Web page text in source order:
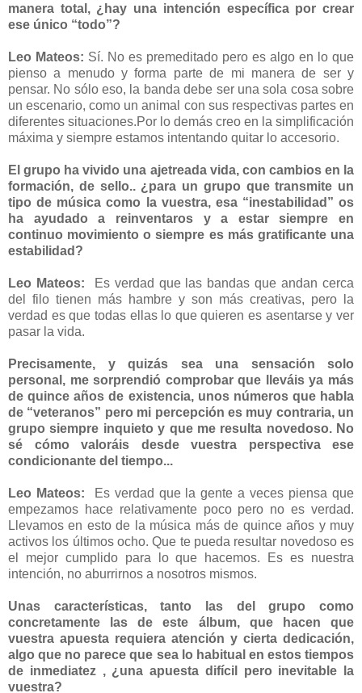
manera total, ¿hay una intención específica por crear
ese único “todo”?
Leo Mateos: Sí. No es premeditado pero es algo en lo que
pienso a menudo y forma parte de mi manera de ser y
pensar. No sólo eso, la banda debe ser una sola cosa sobre
un escenario, como un animal con sus respectivas partes en
diferentes situaciones.Por lo demás creo en la simplificación
máxima y siempre estamos intentando quitar lo accesorio.
El grupo ha vivido una ajetreada vida, con cambios en la
formación, de sello.. ¿para un grupo que transmite un
tipo de música como la vuestra, esa “inestabilidad” os
ha ayudado a reinventaros y a estar siempre en
continuo movimiento o siempre es más gratificante una
estabilidad?
Leo Mateos:
Es verdad que las bandas que andan cerca
del filo tienen más hambre y son más creativas, pero la
verdad es que todas ellas lo que quieren es asentarse y ver
pasar la vida.
Precisamente, y quizás sea una sensación solo
personal, me sorprendió comprobar que lleváis ya más
de quince años de existencia, unos números que habla
de “veteranos” pero mi percepción es muy contraria, un
grupo siempre inquieto y que me resulta novedoso. No
sé cómo valoráis desde vuestra perspectiva ese
condicionante del tiempo...
Leo Mateos:
Es verdad que la gente a veces piensa que
empezamos hace relativamente poco pero no es verdad.
Llevamos en esto de la música más de quince años y muy
activos los últimos ocho. Que te pueda resultar novedoso es
el mejor cumplido para lo que hacemos. Es es nuestra
intención, no aburrirnos a nosotros mismos.
Unas características, tanto las del grupo como
concretamente las de este álbum, que hacen que
vuestra apuesta requiera atención y cierta dedicación,
algo que no parece que sea lo habitual en estos tiempos
de inmediatez , ¿una apuesta difícil pero inevitable la
vuestra?